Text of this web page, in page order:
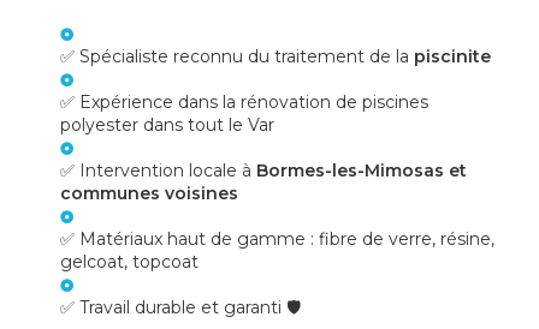
✅ Spécialiste reconnu du traitement de la piscinite
✅ Expérience dans la rénovation de piscines
polyester dans tout le Var
✅ Intervention locale à Bormes-les-Mimosas et
communes voisines
✅ Matériaux haut de gamme : fibre de verre, résine,
gelcoat, topcoat
✅ Travail durable et garanti 🛡️